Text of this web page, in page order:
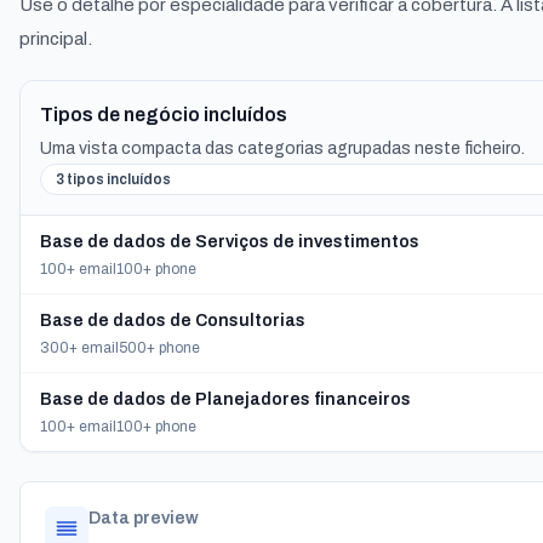
Use o detalhe por especialidade para verificar a cobertura. A
principal.
Tipos de negócio incluídos
Uma vista compacta das categorias agrupadas neste ficheiro.
3 tipos incluídos
Base de dados de Serviços de investimentos
100+ email 100+ phone
Base de dados de Consultorias
300+ email 500+ phone
Base de dados de Planejadores financeiros
100+ email 100+ phone
Data preview